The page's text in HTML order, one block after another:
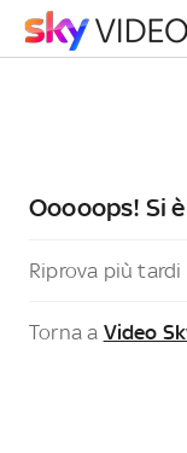
Ooooops! Si
Riprova più tardi
Torna a Video